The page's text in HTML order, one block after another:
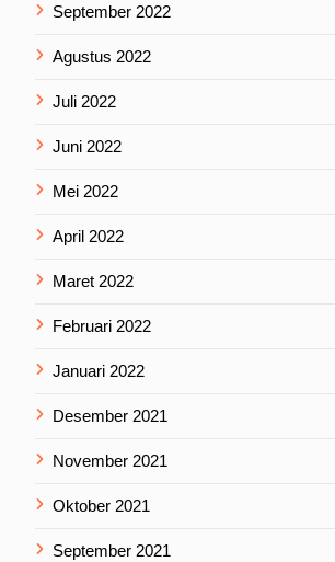
September 2022
Agustus 2022
Juli 2022
Juni 2022
Mei 2022
April 2022
Maret 2022
Februari 2022
Januari 2022
Desember 2021
November 2021
Oktober 2021
September 2021